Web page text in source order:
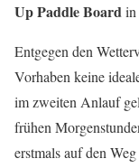
Up Paddle Boardin
Entgegen den
Vorhaben keine
im zweiten Anlauf
frühen
erstmals auf den